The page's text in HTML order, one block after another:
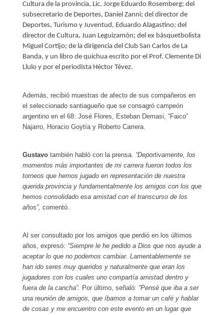
Cultura de la provincia, Lic. Jorge Eduardo Rosemberg; del
subsecretario de Deportes, Daniel Zanni; del director de
Deportes, Turismo y Juventud, Eduardo Alagastino; del
director de Cultura, Juan Leguizamón; del ex básquetbolista
Miguel Cortijo; de la dirigencia del Club San Carlos de La
Banda, y un libro de quichua escrito por el Prof. Clemente Di
Llulo y por el periodista Héctor Tévez.
Además, recibió muestras de afecto de sus compañeros en
el seleccionado santiagueño que se consagró campeón
argentino en el 68: José Flores, Esteban Demasi, “Faico”
Najarro, Horacio Goytía y Roberto Carrera.
Gustavotambién habló con la prensa. “Deportivamente, los
momentos más importantes de mi carrera fueron todos los
torneos que hemos jugado en representación de nuestra
querida provincia y fundamentalmente los amigos con los que
hemos consolidado esa amistad con el transcurso de los
años”, comentó.
Al ser consultado por los amigos que perdió en los últimos
años, expresó: “Siempre le he pedido a Dios que nos ayude a
aceptar lo que no podemos cambiar. Lamentablemente se
han ido seres muy queridos y naturalmente que eran los
jugadores con los cuales uno compartía amistad dentro y
fuera de la cancha”. Por último, señaló: “Pensé que iba a ser
una reunión de amigos, que íbamos a tomar un café y hablar
de cosas y me encuentro con este evento en un lugar que